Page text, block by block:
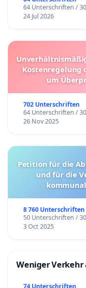
64 Unterschriften /
24 Jul 2026
Kostenregelung
um
702 Unterschriften
64 Unterschriften /
26 Nov 2025
Petition für die Abschaffung der Tötungsstationen
und für die
8 760 Unterschriften
50 Unterschriften /
3 Oct 2025
Weniger Verkehr
74 Unterschriften